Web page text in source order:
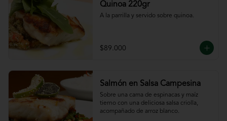
Quinoa 220gr
A la parrilla y servido sobre quinoa.
$89.000
Salmón en Salsa Campesina
Sobre una cama de espinacas y maíz
tierno con una deliciosa salsa criolla,
acompañado de arroz blanco.